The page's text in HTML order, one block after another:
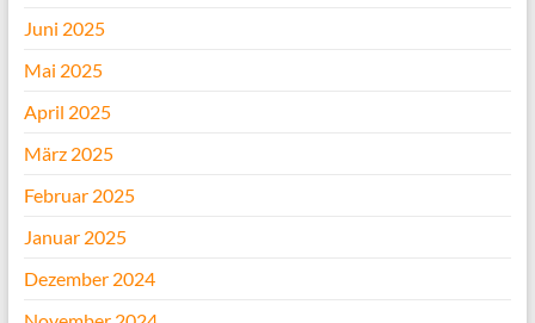
Juni 2025
Mai 2025
April 2025
März 2025
Februar 2025
Januar 2025
Dezember 2024